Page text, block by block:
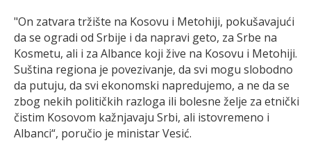
"On zatvara tržište na Kosovu i Metohiji, pokušavajući
da se ogradi od Srbije i da napravi geto, za Srbe na
Kosmetu, ali i za Albance koji žive na Kosovu i Metohiji.
Suština regiona je povezivanje, da svi mogu slobodno
da putuju, da svi ekonomski napredujemo, a ne da se
zbog nekih političkih razloga ili bolesne želje za etnički
čistim Kosovom kažnjavaju Srbi, ali istovremeno i
Albanci“, poručio je ministar Vesić.